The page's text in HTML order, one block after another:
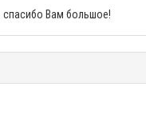
спасибо Вам большое!